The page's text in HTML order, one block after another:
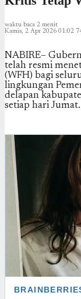
waktu baca 2 menit
Kamis, 2 Apr 2026 01:02
NABIRE–
telah resmi
(WFH) bagi
lingkungan
delapan
setiap hari Jumat.